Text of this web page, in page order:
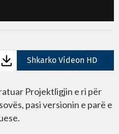
Shkarko Videon HD
Projektligjin e ri për
pasi versionin e parë e